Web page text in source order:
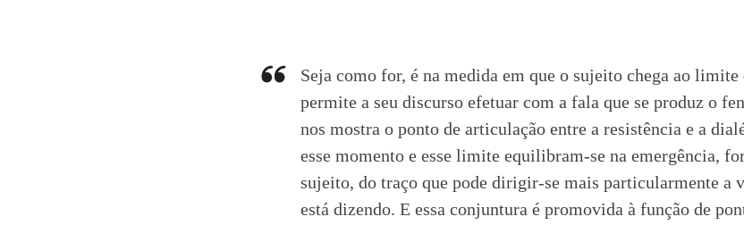
Seja como for, é na medida em que o sujeito chega ao
permite a seu discurso efetuar com a fala que se produz o
nos mostra o ponto de articulação entre a resistência e a
esse momento e esse limite equilibram-se na emergência,
sujeito, do traço que pode dirigir-se mais particularmente a
está dizendo. E essa conjuntura é promovida à função de